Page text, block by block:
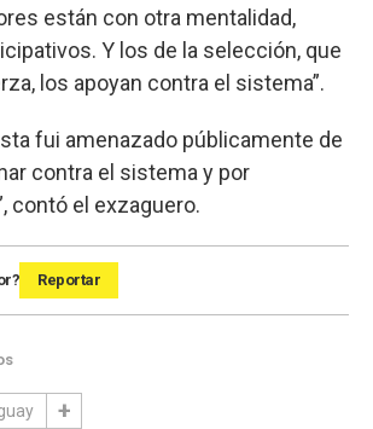
están con otra mentalidad,
Y los de la selección, que
los apoyan contra el sistema”.
fui amenazado públicamente de
contra el sistema y por
contó el exzaguero.
Reportar